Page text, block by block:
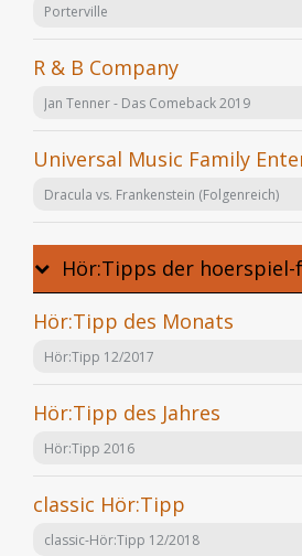
Porterville
R & B Company
Jan Tenner - Das Comeback 2019
Universal Music Family
Dracula vs. Frankenstein (Folgenreich)
Hör:Tipps der hoerspiel-
Hör:Tipp des Monats
Hör:Tipp 12/2017
Hör:Tipp des Jahres
Hör:Tipp 2016
classic Hör:Tipp
classic-Hör:Tipp 12/2018